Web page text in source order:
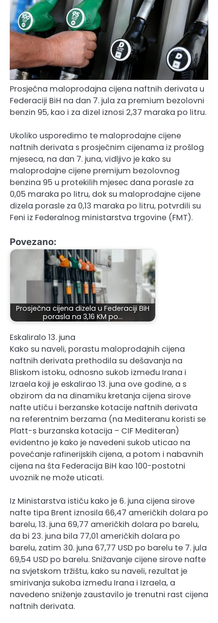
Prosječna maloprodajna cijena naftnih derivata u
Federaciji BiH na dan 7. jula za premium bezolovni
benzin 95, kao i za dizel iznosi 2,37 maraka po litru.
Ukoliko usporedimo te maloprodajne cijene
naftnih derivata s prosječnim cijenama iz prošlog
mjeseca, na dan 7. juna, vidljivo je kako su
maloprodajne cijene premijum bezolovnog
benzina 95 u protekilih mjesec dana porasle za
0,05 maraka po litru, dok su maloprodajne cijene
dizela porasle za 0,13 maraka po litru, potvrdili su
Feni iz Federalnog ministarstva trgovine (FMT).
Povezano:
Prosječna cijena dizela u Federaciji BiH
porasla na 3,16 KM po…
Eskaliralo 13. juna
Kako su naveli, porastu maloprodajnih cijena
naftnih derivata prethodila su dešavanja na
Bliskom istoku, odnosno sukob između Irana i
Izraela koji je eskalirao 13. juna ove godine, a s
obzirom da na dinamiku kretanja cijena sirove
nafte utiču i berzanske kotacije naftnih derivata
na referentnim berzama (na Mediteranu koristi se
Platt-s burzanska kotacija – CIF Mediteran)
evidentno je kako je navedeni sukob uticao na
povećanje rafinerijskih cijena, a potom i nabavnih
cijena na šta Federacija BiH kao 100-postotni
uvoznik ne može uticati.
Iz Ministarstva ističu kako je 6. juna cijena sirove
nafte tipa Brent iznosila 66,47 američkih dolara po
barelu, 13. juna 69,77 američkih dolara po barelu,
da bi 23. juna bila 77,01 američkih dolara po
barelu, zatim 30. juna 67,77 USD po barelu te 7. jula
69,54 USD po barelu. Snižavanje cijene sirove nafte
na svjetskom tržištu, kako su naveli, rezultat je
smirivanja sukoba između Irana i Izraela, a
navedeno sniženje zaustavilo je trenutni rast cijena
naftnih derivata.